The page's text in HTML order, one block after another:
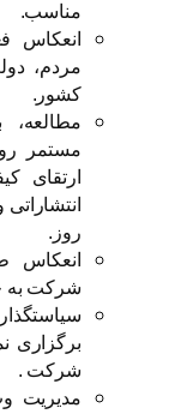
مناسب.
انعکاس
مردم،
کشور.
مطالعه،
مستمر
ارتقای
روز.
انعکاس
شرکت به
برگزاری
شرکت .
مدیریت